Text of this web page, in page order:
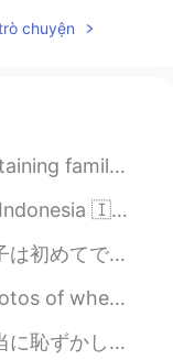
2020.12.12 05:06
2020.12.10 18:01
ゴを入れた」
chuyện
from 43 to 70 years old...
Halo Nama saya Hunter...
。カマキリを捕まえました。昼間に青空は美しくて、夜...
now I understand why...
も差別嫌いけど、今しない方がいいね！ あとその心理...